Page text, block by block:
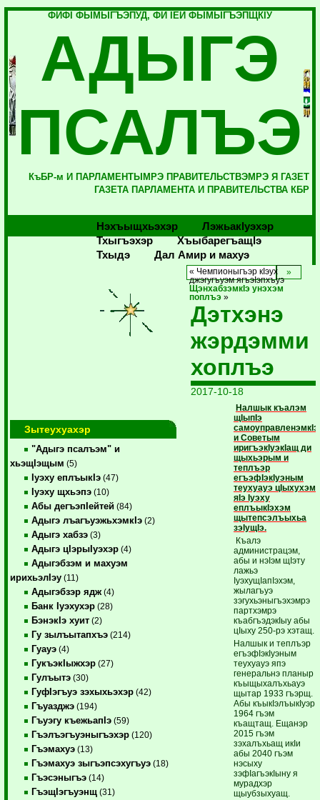
ФИФI ФЫМЫГЪЭПУД, ФИ IЕЙ ФЫМЫГЪЭПЩКIУ
АДЫГЭ
ПСАЛЪЭ
КъБР-м И ПАРЛАМЕНТЫМРЭ ПРАВИТЕЛЬСТВЭМРЭ Я ГАЗЕТ
ГАЗЕТА ПАРЛАМЕНТА И ПРАВИТЕЛЬСТВА КБР
Нэхъыщхьэхэр
Лэжьакlуэхэр
Тхыгъэхэр
Хъыбарегъащlэ
Тхыдэ
Дал Амир и махуэ
Зытеухуахэр
"Адыгэ псалъэм" и
хьэщIэщым (5)
Iуэху еплъыкIэ (47)
Iуэху щхьэпэ (10)
Абы дегъэпIейтей (84)
Адыгэ лъагъуэжьхэмкIэ (2)
Адыгэ хабзэ (3)
Адыгэ цIэрыIуэхэр (4)
Адыгэбзэм и махуэм
ирихьэлIэу (11)
Адыгэбзэр ядж (4)
Банк Iуэхухэр (28)
БэнэкIэ хуит (2)
Гу зылъытапхъэ (214)
Гуауэ (4)
ГукъэкIыжхэр (27)
Гулъытэ (30)
ГуфIэгъуэ зэхыхьэхэр (42)
Гъуазджэ (194)
Гъуэгу къежьапIэ (59)
Гъэлъэгъуэныгъэхэр (120)
Гъэмахуэ (13)
Гъэмахуэ зыгъэпсэхугъуэ (18)
Гъэсэныгъэ (14)
ГъэщIэгъуэнщ (31)
« Чемпионыгъэр кIэух
джэгугъуэм ягъэIэпхъуэ
ЩэнхабзэмкIэ унэхэм
поплъэ »
Дэтхэнэ
жэрдэмми
хоплъэ
2017-10-18
Налшык къалэм
щIыпIэ
самоуправленэмкIэ
и Советым
иригъэкIуэкIащ ди
щыхьэрым и
теплъэр
егъэфIэкIуэным
теухуауэ цIыхухэм
яIэ Iуэху
еплъыкIэхэм
щытепсэлъыхьа
зэIущIэ.
Къалэ
администрацэм,
абы и нэIэм щIэту
лажьэ
IуэхущIапIэхэм,
жылагъуэ
зэгухьэныгъэхэмрэ
партхэмрэ
къабгъэдэкIыу абы
цIыху 250-рэ хэтащ.
Налшык и теплъэр
егъэфIэкIуэным
теухуауэ япэ
генеральнэ планыр
къыщыхалъхьауэ
щытар 1933 гъэрщ.
Абы къыкIэлъыкIуэр
1964 гъэм
къащтащ. Ещанэр
2015 гъэм
зэхалъхьащ икIи
абы 2040 гъэм
нэсыху
зэфIагъэкIыну я
мурадхэр
щыубзыхуащ.